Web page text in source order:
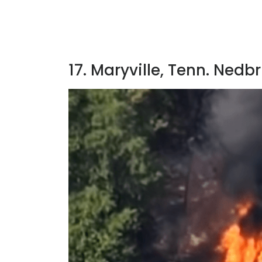
17. Maryville, Tenn.